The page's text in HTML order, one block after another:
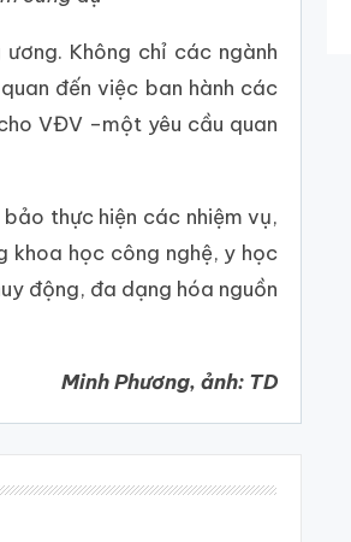
Không chỉ các ngành
đến việc ban hành các
VĐV –một yêu cầu quan
thực hiện các nhiệm vụ,
khoa học công nghệ, y học
động, đa dạng hóa nguồn
Minh Phương, ảnh: TD